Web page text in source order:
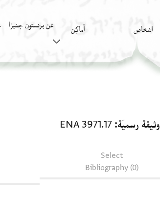
اشخاص أَماكِن عن برنستون جنيزا
وثيقة رسميّة ENA 3971.17
Select
Bibliography (0)